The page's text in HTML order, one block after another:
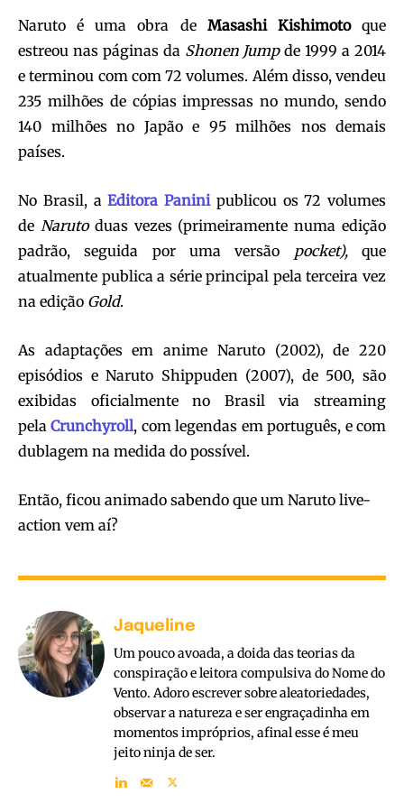
Naruto é uma obra de Masashi Kishimotoque
estreou nas páginas da Shonen Jumpde 1999 a 2014
e terminou com com 72 volumes. Além disso, vendeu
235 milhões de cópias impressas no mundo, sendo
140 milhões no Japão e 95 milhões nos demais
países.
No Brasil, aEditora Paninipublicou os 72 volumes
de Narutoduas vezes (primeiramente numa edição
padrão, seguida por uma versão pocket),que
atualmente publica a série principal pela terceira vez
na edição Gold.
As adaptações em anime Naruto (2002), de 220
episódios e Naruto Shippuden (2007), de 500, são
exibidas oficialmente no Brasil via streaming
pelaCrunchyroll, com legendas em português, e com
dublagem na medida do possível.
Então, ficou animado sabendo que um Naruto live-
action vem aí?
Jaqueline
Um pouco avoada, a doida das teorias da
conspiração e leitora compulsiva do Nome do
Vento. Adoro escrever sobre aleatoriedades,
observar a natureza e ser engraçadinha em
momentos impróprios, afinal esse é meu
jeito ninja de ser.